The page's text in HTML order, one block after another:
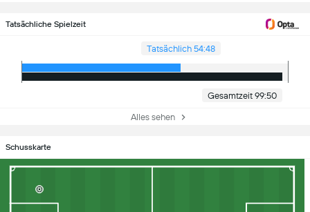
Tatsächliche Spielzeit
Tatsächlich 54:48
Gesamtzeit 99:50
Alles sehen
Schusskarte